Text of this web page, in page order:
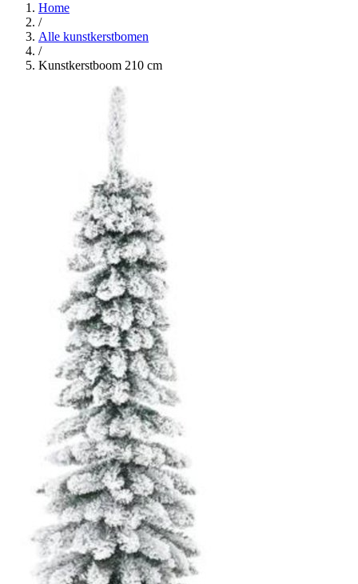
Home
/
Alle kunstkerstbomen
/
Kunstkerstboom 210 cm